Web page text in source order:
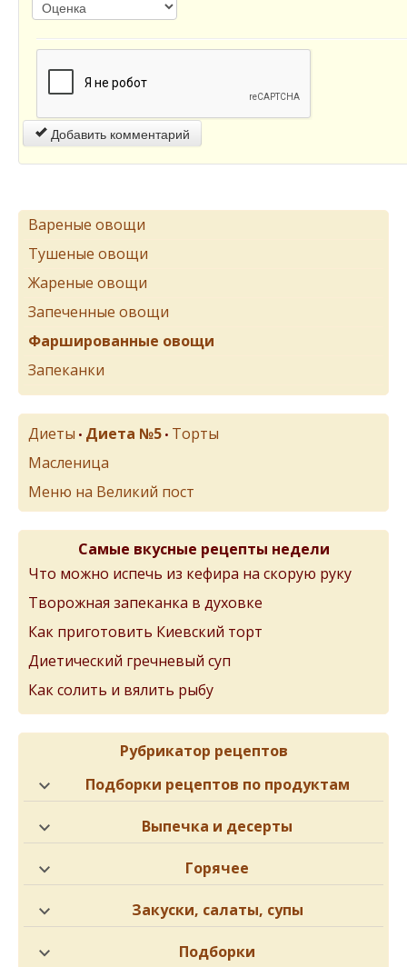
Добавить комментарий
Вареные овощи
Тушеные овощи
Жареные овощи
Запеченные овощи
Фаршированные овощи
Запеканки
Диеты • Диета №5 • Торты
Масленица
Меню на Великий пост
Самые вкусные рецепты недели
Что можно испечь из кефира на скорую руку
Творожная запеканка в духовке
Как приготовить Киевский торт
Диетический гречневый суп
Как солить и вялить рыбу
Рубрикатор рецептов
Подборки рецептов по продуктам
Выпечка и десерты
Горячее
Закуски, салаты, супы
Подборки